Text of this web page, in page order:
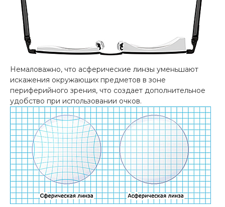
Немаловажно, что асферические линзы уменьшают
искажения окружающих предметов в зоне
периферийного зрения, что создает дополнительное
удобство при использовании очков.